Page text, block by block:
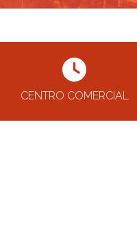
CENTRO COMERCIAL